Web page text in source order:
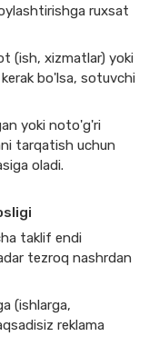
ruxsat
(ish, xizmatlar) yoki
bo'lsa, sotuvchi
yoki noto'g'ri
tarqatish uchun
oladi.
taklif endi
tezroq nashrdan
(ishlarga,
reklama